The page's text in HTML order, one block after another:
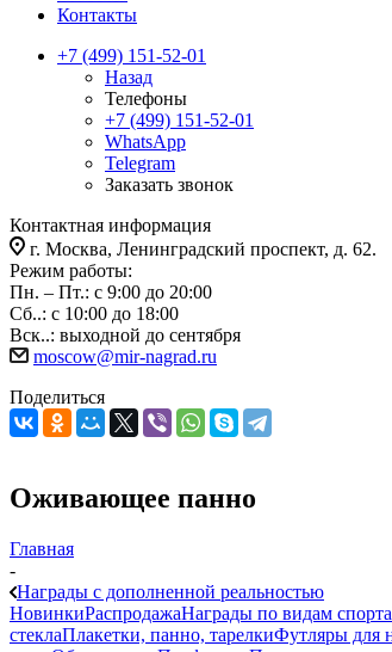
Контакты
+7 (499) 151-52-01
Назад
Телефоны
+7 (499) 151-52-01
WhatsApp
Telegram
Заказать звонок
Контактная информация
г. Москва, Ленинградский проспект, д. 62.
Режим работы:
Пн. – Пт.: с 9:00 до 20:00
Сб..: с 10:00 до 18:00
Вск..: выходной до сентября
moscow@mir-nagrad.ru
Поделиться
Оживающее панно
Главная
-
Награды с дополненной реальностью
НовинкиРаспродажаНаграды по видам спорта
стеклаПлакетки, панно, тарелкиФутляры для